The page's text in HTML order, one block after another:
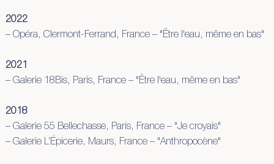
2022
– Opéra, Clermont-Ferrand, France – "Être l'eau, même en bas"
2021
– Galerie 18Bis, Paris, France – "Être l'eau, même en bas"
2018
– Galerie 55 Bellechasse, Paris, France – "Je croyais"
– Galerie L’Épicerie, Maurs, France – "Anthropocène"